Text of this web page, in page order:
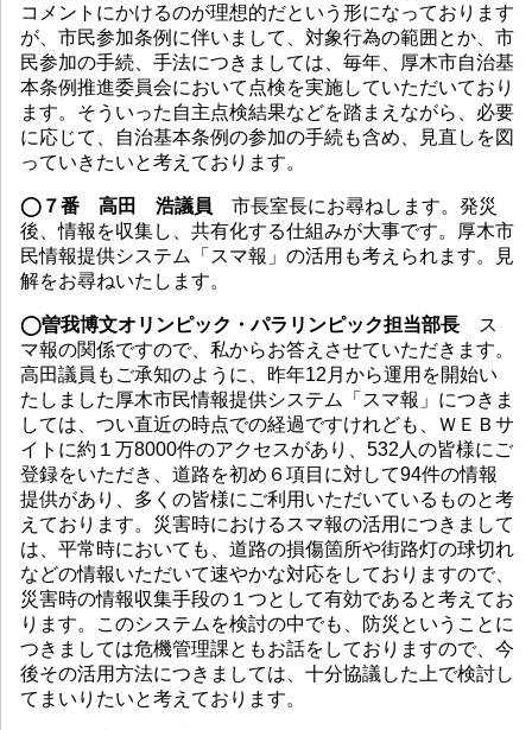
コメントにかけるのが理想的だという形になっております
が、市民参加条例に伴いまして、対象行為の範囲とか、市
民参加の手続、手法につきましては、毎年、厚木市自治基
本条例推進委員会において点検を実施していただいており
ます。そういった自主点検結果などを踏まえながら、必要
に応じて、自治基本条例の参加の手続も含め、見直しを図
っていきたいと考えております。
◯７番 高田 浩議員 市長室長にお尋ねします。発災
後、情報を収集し、共有化する仕組みが大事です。厚木市
民情報提供システム「スマ報」の活用も考えられます。見
解をお尋ねいたします。
◯曽我博文オリンピック・パラリンピック担当部長 ス
マ報の関係ですので、私からお答えさせていただきます。
高田議員もご承知のように、昨年12月から運用を開始い
たしました厚木市民情報提供システム「スマ報」につきま
しては、つい直近の時点での経過ですけれども、ＷＥＢサ
イトに約１万8000件のアクセスがあり、532人の皆様にご
登録をいただき、道路を初め６項目に対して94件の情報
提供があり、多くの皆様にご利用いただいているものと考
えております。災害時におけるスマ報の活用につきまして
は、平常時においても、道路の損傷箇所や街路灯の球切れ
などの情報いただいて速やかな対応をしておりますので、
災害時の情報収集手段の１つとして有効であると考えてお
ります。このシステムを検討の中でも、防災ということに
つきましては危機管理課ともお話をしておりますので、今
後その活用方法につきましては、十分協議した上で検討し
てまいりたいと考えております。